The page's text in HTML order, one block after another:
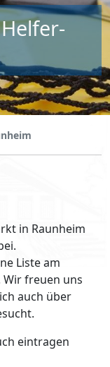
in Raunheim
Liste am
Wir freuen uns
auch über
eintragen